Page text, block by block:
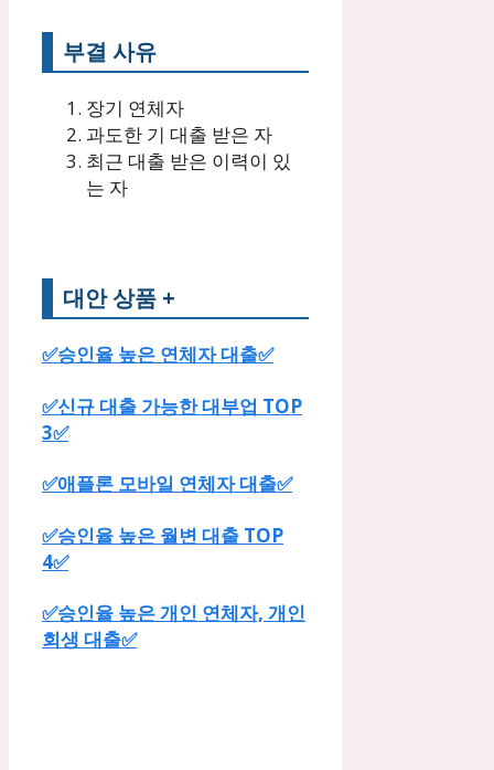
부결 사유
장기 연체자
과도한 기 대출 받은 자
최근 대출 받은 이력이 있
는 자
대안 상품 +
✅승인율 높은 연체자 대출✅
✅신규 대출 가능한 대부업 TOP
3✅
✅애플론 모바일 연체자 대출✅
✅승인율 높은 월변 대출 TOP
4✅
✅승인율 높은 개인 연체자, 개인
회생 대출✅